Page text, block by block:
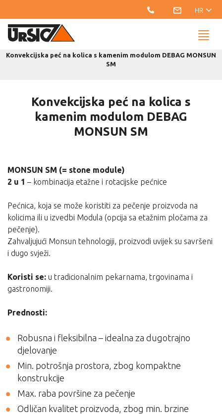
HR
Konvekcijska peć na kolica s kamenim modulom DEBAG MONSUN
SM
Konvekcijska peć na kolica s
kamenim modulom DEBAG
MONSUN SM
MONSUN SM (= stone module)
2 u 1 – kombinacija etažne i rotacijske pećnice
Pećnica, koja se može koristiti za pečenje proizvoda na
kolicima ili u izvedbi Modula (opcija sa etažnim pločama za
pečenje).
Zahvaljujući Monsun tehnologiji, proizvodi uvijek su savršeni
i dugo svježi.
Koristi se: u tradicionalnim pekarnama, trgovinama i
gastronomiji.
Prednosti:
Robusna i fleksibilna – idealna za dugotrajno
djelovanje
Min. potrošnja prostora, zbog kompaktne
konstrukcije
Max. raba površine za pečenje
Odličan kvalitet proizvoda, zbog min. brzine